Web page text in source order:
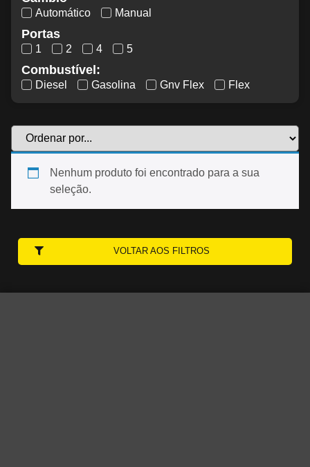
Automático Manual
Portas
1 2 4 5
Combustível:
Diesel Gasolina Gnv Flex Flex
Nenhum produto foi encontrado para a sua
seleção.
VOLTAR AOS FILTROS